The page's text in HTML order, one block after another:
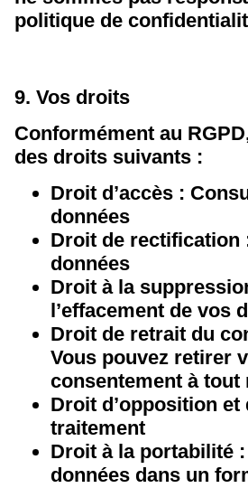
politique de
9. Vos droits
Conformément au
des droits suivants :
Droit d’accès :
données
Droit de rectification
données
Droit à la
l’effacement de vos
Droit de retrait du
Vous pouvez retirer
consentement à tout
Droit d’opposition
traitement
Droit à la portabilité
données dans un